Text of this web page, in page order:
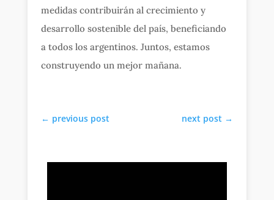
medidas contribuirán al crecimiento y
desarrollo sostenible del país, beneficiando
a todos los argentinos. Juntos, estamos
construyendo un mejor mañana.
← previous post next post →